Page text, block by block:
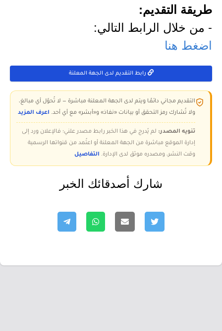
طريقة التقديم:
- من خلال الرابط التالي:
اضغط هنا
رابط التقديم لدى الجهة المعلنة
التقديم مجاني دائمًا ويتم لدى الجهة المعلنة مباشرة — لا تُحوّل أي مبالغ،
ولا تُشارك رمز التحقق أو بيانات «نفاذ» و«أبشر» مع أي أحد. اعرف المزيد
تنويه المصدر: لم يُدرج في هذا الخبر رابط مصدر علني؛ فالإعلان ورد إلى
إدارة الموقع مباشرة من الجهة المعلنة أو اعتُمد من قنواتها الرسمية
وقت النشر، ومصدره موثق لدى الإدارة. التفاصيل
شارك أصدقائك الخبر